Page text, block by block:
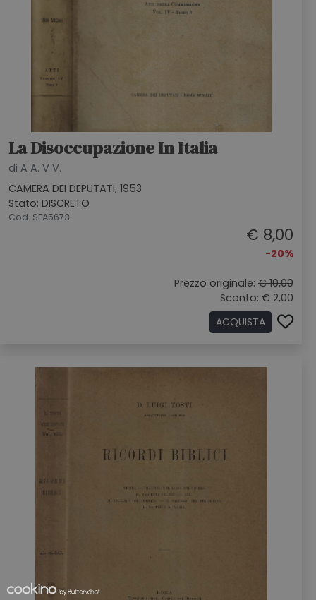
La Disoccupazione In Italia
di A A. V V.
CAMERA DEI DEPUTATI, 1953
Stato: DISCRETO
Cod. SEA5673
€ 8,00
-20%
Prezzo originale: € 10,00
Sconto: € 2,00
ACQUISTA